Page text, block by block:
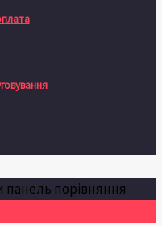
панель порівняння